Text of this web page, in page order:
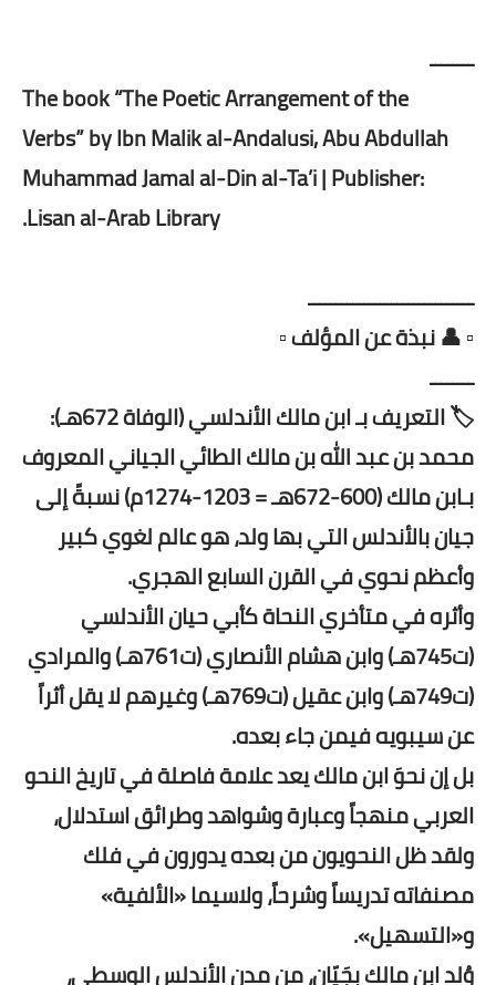
ــــــــ
The book “The Poetic Arrangement of the
Verbs” by Ibn Malik al-Andalusi, Abu Abdullah
Muhammad Jamal al-Din al-Ta’i | Publisher:
Lisan al-Arab Library.
ــــــــــــــــــــــــــــــ
▫️ 👤 نبذة عن المؤلف ▫️
ــــــــ
🏷️ التعريف بـ ابن مالك الأندلسي (الوفاة 672هـ):
محمد بن عبد الله بن مالك الطائي الجياني المعروف
بـابن مالك (600-672هـ = 1203-1274م) نسبةً إلى
جيان بالأندلس التي بها ولد، هو عالم لغوي كبير
وأعظم نحوي في القرن السابع الهجري.
وأثره في متأخري النحاة كأبي حيان الأندلسي
(ت745هـ) وابن هشام الأنصاري (ت761هـ) والمرادي
(ت749هـ) وابن عقيل (ت769هـ) وغيرهم لا يقل أثراً
عن سيبويه فيمن جاء بعده.
بل إن نحوَ ابن مالك يعد علامة فاصلة في تاريخ النحو
العربي منهجاً وعبارة وشواهد وطرائق استدلال،
ولقد ظل النحويون من بعده يدورون في فلك
مصنفاته تدريساً وشرحاً، ولاسيما «الألفية»
و«التسهيل».
وُلِد ابن مالك بجَيّان، من مدن الأندلس الوسطى،